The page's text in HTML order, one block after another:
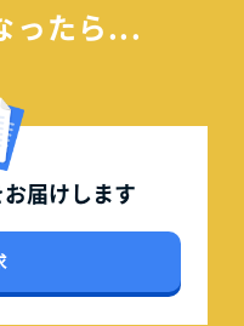
ったら...
お届けします